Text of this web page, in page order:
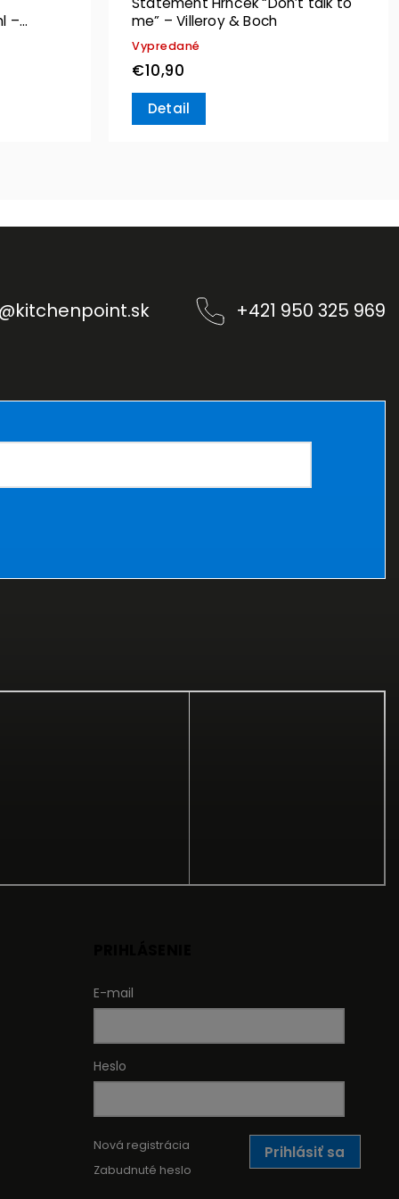
–
me” – Villeroy & Boch
Vypredané
€10,90
Detail
kitchenpoint.sk +421 950 325 969
E-mail
Heslo
Prihlásiť sa
Nová registrácia
Zabudnuté heslo